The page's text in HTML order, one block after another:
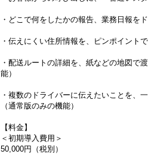
・どこで何をしたかの報告、業務日報を
・伝えにくい住所情報を、ピンポイント
・配送ルートの詳細を、紙などの地図で
能）
・複数のドライバーに伝えたいことを、
（通常版のみの機能）
【料金】
＜初期導入費用＞
50,000円（税別）